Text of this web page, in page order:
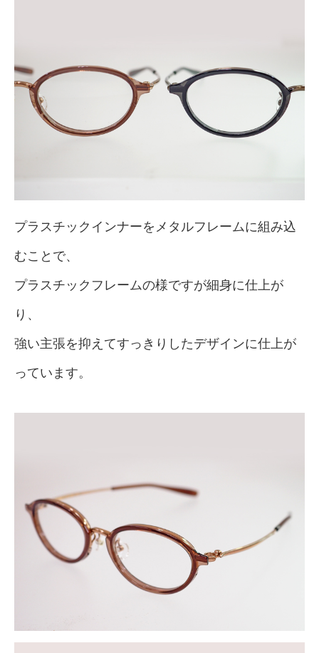
プラスチックインナーをメタルフレームに組み込
むことで、
プラスチックフレームの様ですが細身に仕上が
り、
強い主張を抑えてすっきりしたデザインに仕上が
っています。